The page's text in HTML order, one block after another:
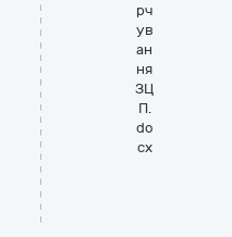
рч
ув
ан
ня
ЗЦ
П.
do
cx